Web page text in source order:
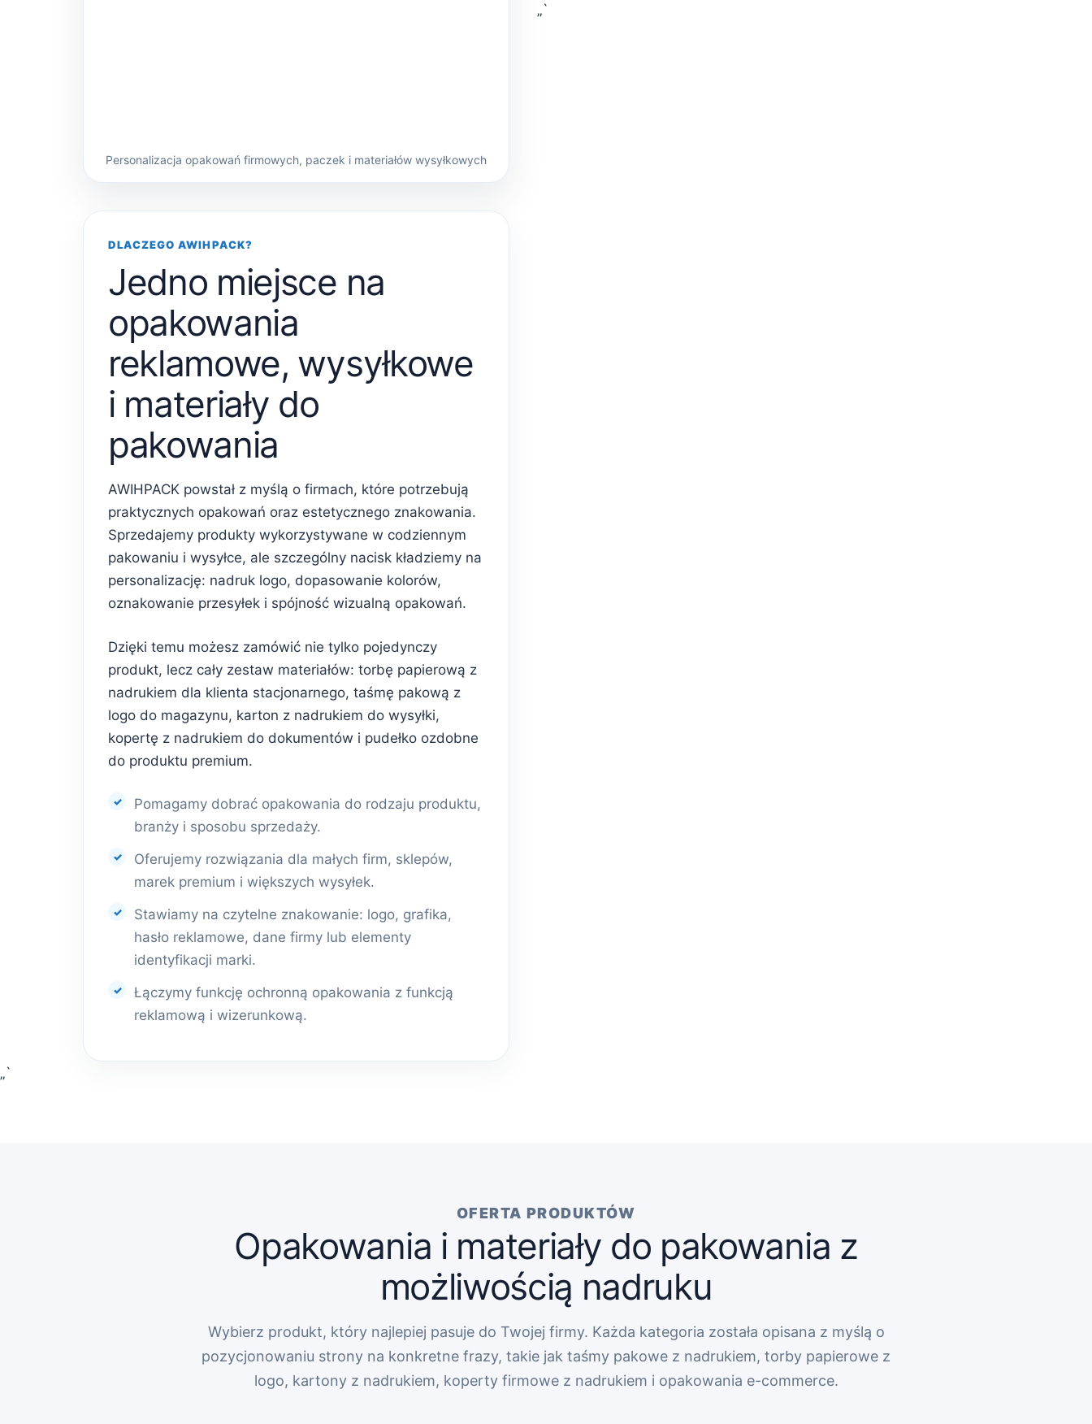
Personalizacja opakowań firmowych, paczek i materiałów wysyłkowych
„`
DLACZEGO AWIHPACK?
Jedno miejsce na
opakowania
reklamowe, wysyłkowe
i materiały do
pakowania
AWIHPACK powstał z myślą o firmach, które potrzebują
praktycznych opakowań oraz estetycznego znakowania.
Sprzedajemy produkty wykorzystywane w codziennym
pakowaniu i wysyłce, ale szczególny nacisk kładziemy na
personalizację: nadruk logo, dopasowanie kolorów,
oznakowanie przesyłek i spójność wizualną opakowań.
Dzięki temu możesz zamówić nie tylko pojedynczy
produkt, lecz cały zestaw materiałów: torbę papierową z
nadrukiem dla klienta stacjonarnego, taśmę pakową z
logo do magazynu, karton z nadrukiem do wysyłki,
kopertę z nadrukiem do dokumentów i pudełko ozdobne
do produktu premium.
Pomagamy dobrać opakowania do rodzaju produktu,
branży i sposobu sprzedaży.
Oferujemy rozwiązania dla małych firm, sklepów,
marek premium i większych wysyłek.
Stawiamy na czytelne znakowanie: logo, grafika,
hasło reklamowe, dane firmy lub elementy
identyfikacji marki.
Łączymy funkcję ochronną opakowania z funkcją
reklamową i wizerunkową.
„`
OFERTA PRODUKTÓW
Opakowania i materiały do pakowania z
możliwością nadruku
Wybierz produkt, który najlepiej pasuje do Twojej firmy. Każda kategoria została opisana z myślą o
pozycjonowaniu strony na konkretne frazy, takie jak taśmy pakowe z nadrukiem, torby papierowe z
logo, kartony z nadrukiem, koperty firmowe z nadrukiem i opakowania e-commerce.